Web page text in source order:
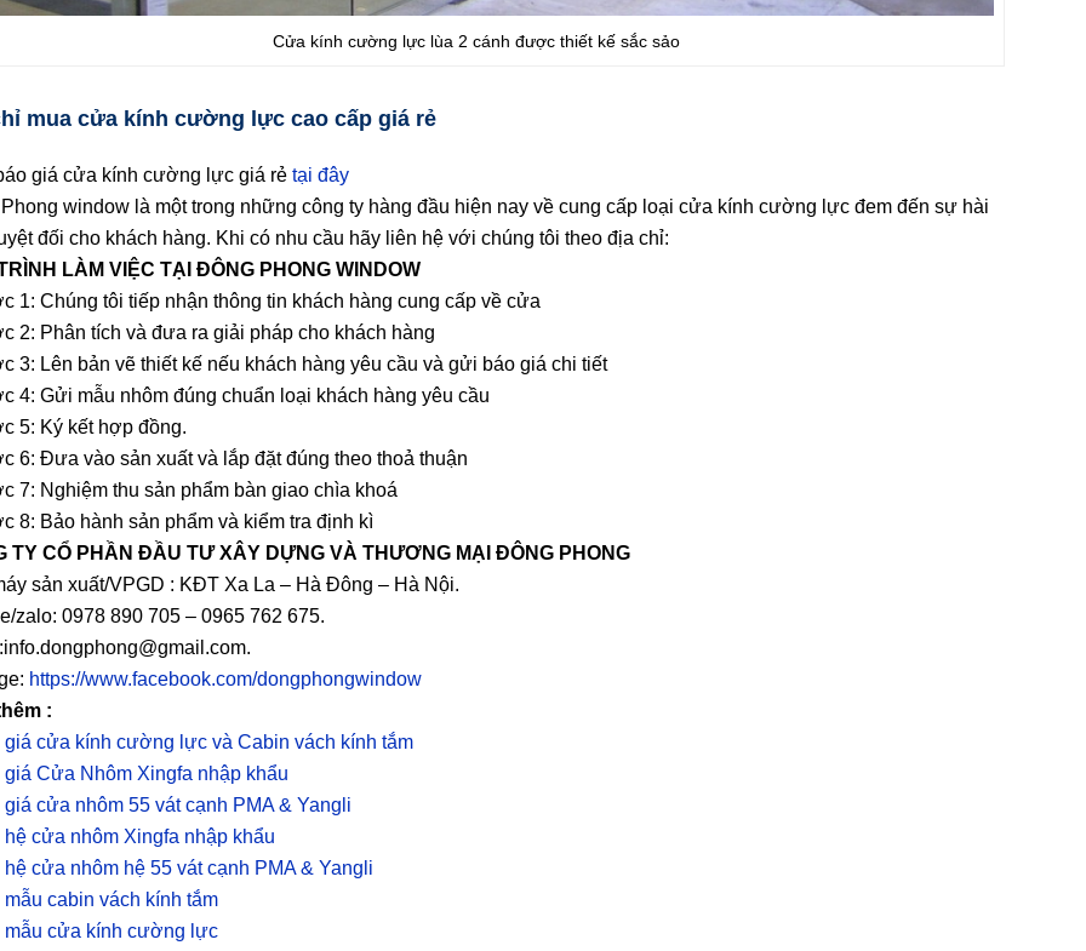
Cửa kính cường lực lùa 2 cánh được thiết kế sắc sảo
mua cửa kính cường lực cao cấp giá rẻ
giá cửa kính cường lực giá rẻtại đây
window là một trong những công ty hàng đầu hiện nay về cung cấp loại cửa kính cường lực đem đến sự hài
đối cho khách hàng. Khi có nhu cầu hãy liên hệ với chúng tôi theo địa chỉ:
LÀM VIỆC TẠI ĐÔNG PHONG WINDOW
1: Chúng tôi tiếp nhận thông tin khách hàng cung cấp về cửa
2: Phân tích và đưa ra giải pháp cho khách hàng
3: Lên bản vẽ thiết kế nếu khách hàng yêu cầu và gửi báo giá chi tiết
4: Gửi mẫu nhôm đúng chuẩn loại khách hàng yêu cầu
5: Ký kết hợp đồng.
6: Đưa vào sản xuất và lắp đặt đúng theo thoả thuận
7: Nghiệm thu sản phẩm bàn giao chìa khoá
8: Bảo hành sản phẩm và kiểm tra định kì
TY CỔ PHẦN ĐẦU TƯ XÂY DỰNG VÀ THƯƠNG MẠI ĐÔNG PHONG
sản xuất/VPGD : KĐT Xa La – Hà Đông – Hà Nội.
zalo: 0978 890 705 – 0965 762 675.
https://www.facebook.com/dongphongwindow
:
giá cửa kính cường lực và Cabin vách kính tắm
giá Cửa Nhôm Xingfa nhập khẩu
giá cửa nhôm 55 vát cạnh PMA & Yangli
hệ cửa nhôm Xingfa nhập khẩu
hệ cửa nhôm hệ 55 vát cạnh PMA & Yangli
mẫu cabin vách kính tắm
mẫu cửa kính cường lực